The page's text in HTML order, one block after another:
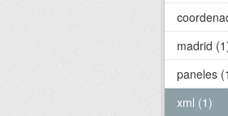
madrid
paneles
xml (1)